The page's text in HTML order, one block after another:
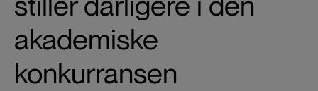
akademiske
konkurransen